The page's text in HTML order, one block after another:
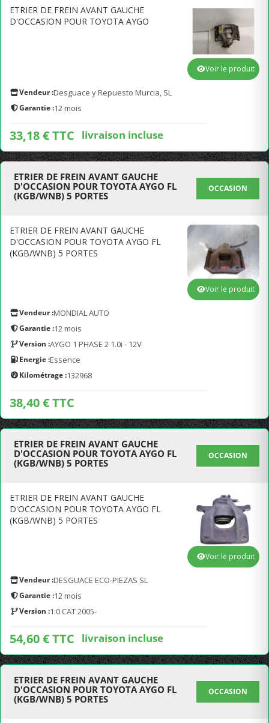
ETRIER DE FREIN AVANT GAUCHE
D'OCCASION POUR TOYOTA AYGO
Vendeur :Desguace y Repuesto Murcia, SL
Garantie :12 mois
33,18 € TTC livraison incluse
Voir le produit
ETRIER DE FREIN AVANT GAUCHE
D'OCCASION POUR TOYOTA AYGO FL
(KGB/WNB) 5 PORTES
OCCASION
ETRIER DE FREIN AVANT GAUCHE
D'OCCASION POUR TOYOTA AYGO FL
(KGB/WNB) 5 PORTES
Vendeur :MONDIAL AUTO
Garantie :12 mois
Version :AYGO 1 PHASE 2 1.0i - 12V
Energie :Essence
Kilométrage :132968
38,40 € TTC
Voir le produit
ETRIER DE FREIN AVANT GAUCHE
D'OCCASION POUR TOYOTA AYGO FL
(KGB/WNB) 5 PORTES
OCCASION
ETRIER DE FREIN AVANT GAUCHE
D'OCCASION POUR TOYOTA AYGO FL
(KGB/WNB) 5 PORTES
Vendeur :DESGUACE ECO-PIEZAS SL
Garantie :12 mois
Version :1.0 CAT 2005-
54,60 € TTC livraison incluse
Voir le produit
ETRIER DE FREIN AVANT GAUCHE
D'OCCASION POUR TOYOTA AYGO FL
(KGB/WNB) 5 PORTES
OCCASION